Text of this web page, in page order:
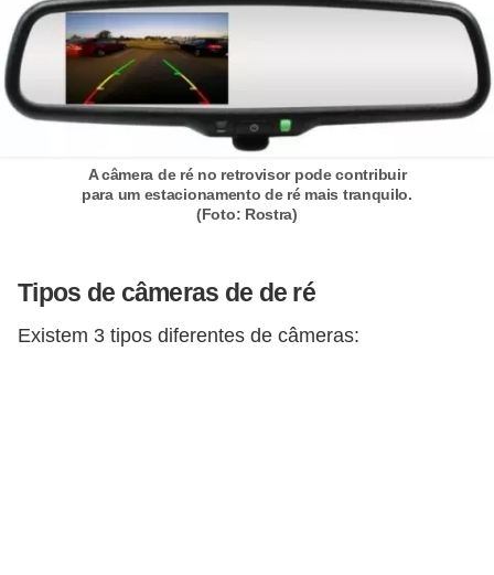
A câmera de ré no retrovisor pode contribuir
para um estacionamento de ré mais tranquilo.
(Foto: Rostra)
Tipos de câmeras de de ré
Existem 3 tipos diferentes de câmeras:
o
u
t